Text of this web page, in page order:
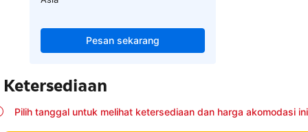
Pesan sekarang
Ketersediaan
Pilih tanggal untuk melihat ketersediaan dan harga akomodasi ini